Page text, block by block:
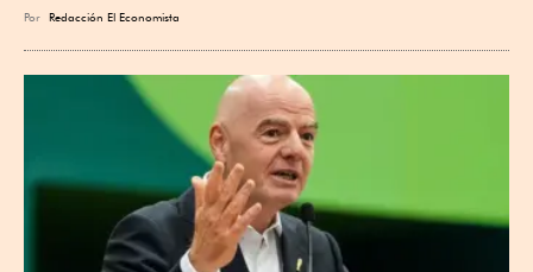
Por Redacción El Economista